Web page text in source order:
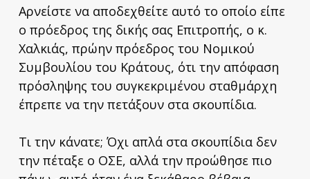
Αρνείστε να αποδεχθείτε αυτό το οποίο είπε
ο πρόεδρος της δικής σας Επιτροπής, ο κ.
Χαλκιάς, πρώην πρόεδρος του Νομικού
Συμβουλίου του Κράτους, ότι την απόφαση
πρόσληψης του συγκεκριμένου σταθμάρχη
έπρεπε να την πετάξουν στα σκουπίδια.
Τι την κάνατε; Όχι απλά στα σκουπίδια δεν
την πέταξε ο ΟΣΕ, αλλά την προώθησε πιο